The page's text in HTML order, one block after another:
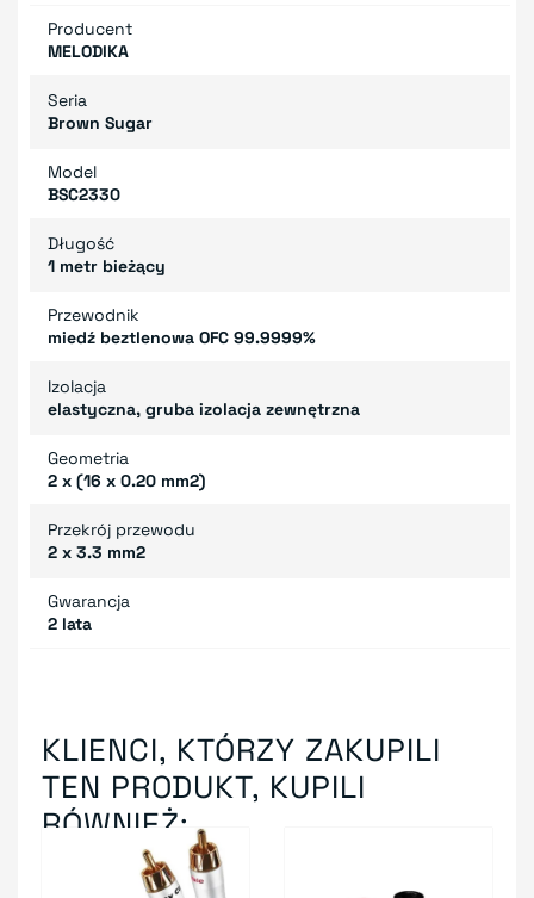
Producent
MELODIKA
Seria
Brown Sugar
Model
BSC2330
Długość
1 metr bieżący
Przewodnik
miedź beztlenowa OFC 99.9999%
Izolacja
elastyczna, gruba izolacja zewnętrzna
Geometria
2 x (16 x 0.20 mm2)
Przekrój przewodu
2 x 3.3 mm2
Gwarancja
2 lata
KLIENCI, KTÓRZY ZAKUPILI
TEN PRODUKT, KUPILI
RÓWNIEŻ: